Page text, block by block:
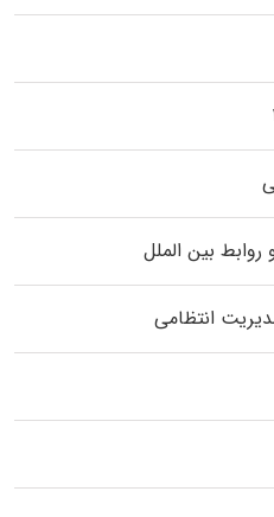
بین الملل
انتظامی